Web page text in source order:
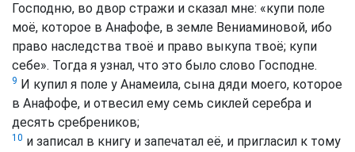
Господню, во двор стражи и сказал мне: «купи поле
моё, которое в Анафофе, в земле Вениаминовой, ибо
право наследства твоё и право выкупа твоё; купи
себе». Тогда я узнал, что это было слово Господне.
9 И купил я поле у Анамеила, сына дяди моего, которое
в Анафофе, и отвесил ему семь сиклей серебра и
десять сребреников;
10 и записал в книгу и запечатал её, и пригласил к тому